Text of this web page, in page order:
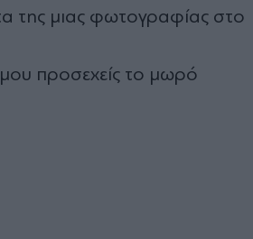
της μιας φωτογραφίας στο
προσεχείς το μωρό